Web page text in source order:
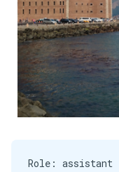
Role: assistant